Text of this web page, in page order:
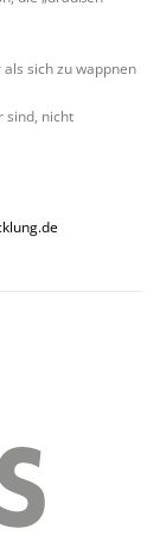
sich zu wappnen
sind, nicht